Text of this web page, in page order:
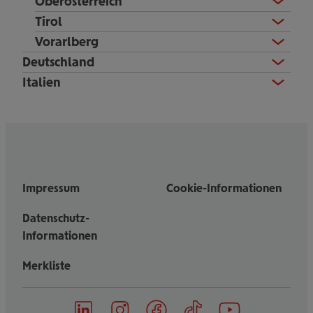
Tirol
Vorarlberg
Deutschland
Italien
Impressum
Datenschutz-
Informationen
Cookie-Informationen
Merkliste
on on on on on